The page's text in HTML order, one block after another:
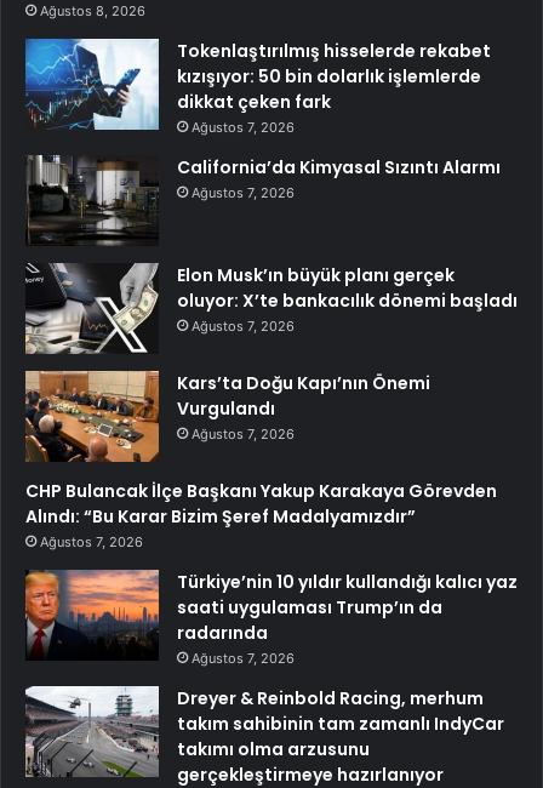
Ağustos 8, 2026
Tokenlaştırılmış hisselerde rekabet
kızışıyor: 50 bin dolarlık işlemlerde
dikkat çeken fark
Ağustos 7, 2026
California’da Kimyasal Sızıntı Alarmı
Ağustos 7, 2026
Elon Musk’ın büyük planı gerçek
oluyor: X’te bankacılık dönemi başladı
Ağustos 7, 2026
Kars’ta Doğu Kapı’nın Önemi
Vurgulandı
Ağustos 7, 2026
CHP Bulancak İlçe Başkanı Yakup Karakaya Görevden
Alındı: “Bu Karar Bizim Şeref Madalyamızdır”
Ağustos 7, 2026
Türkiye’nin 10 yıldır kullandığı kalıcı yaz
saati uygulaması Trump’ın da
radarında
Ağustos 7, 2026
Dreyer & Reinbold Racing, merhum
takım sahibinin tam zamanlı IndyCar
takımı olma arzusunu
gerçekleştirmeye hazırlanıyor